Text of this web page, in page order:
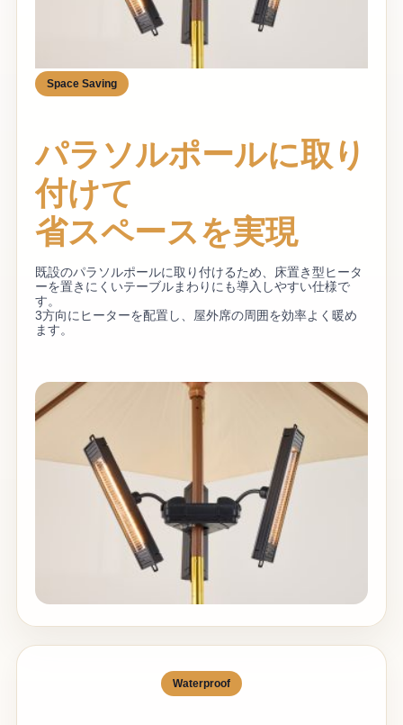
Space Saving
パラソルポールに取り
付けて
省スペースを実現
既設のパラソルポールに取り付けるため、床置き型ヒータ
ーを置きにくいテーブルまわりにも導入しやすい仕様で
す。
3方向にヒーターを配置し、屋外席の周囲を効率よく暖め
ます。
Waterproof